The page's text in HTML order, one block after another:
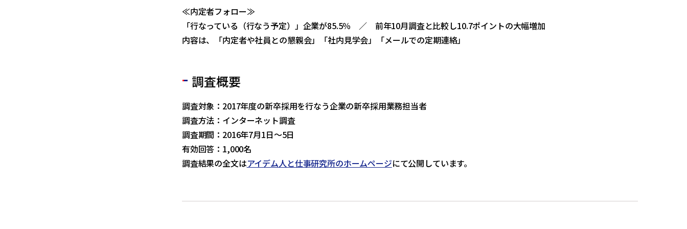
≪内定者フォロー≫
「行なっている（行なう予定）」企業が85.5％ ／ 前年10月調査と比較し10.7ポイントの大幅増加
内容は、「内定者や社員との懇親会」「社内見学会」「メールでの定期連絡」
調査概要
調査対象：2017年度の新卒採用を行なう企業の新卒採用業務担当者
調査方法：インターネット調査
調査期間：2016年7月1日～5日
有効回答：1,000名
調査結果の全文はアイデム人と仕事研究所のホームページにて公開しています。